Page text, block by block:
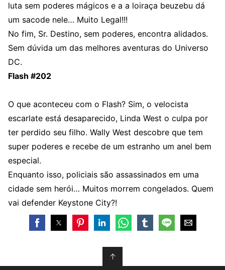
luta sem poderes mágicos e a a loiraça beuzebu dá
um sacode nele… Muito Legal!!!
No fim, Sr. Destino, sem poderes, encontra alidados.
Sem dúvida um das melhores aventuras do Universo
DC.
Flash #202
O que aconteceu com o Flash? Sim, o velocista
escarlate está desaparecido, Linda West o culpa por
ter perdido seu filho. Wally West descobre que tem
super poderes e recebe de um estranho um anel bem
especial.
Enquanto isso, policiais são assassinados em uma
cidade sem herói… Muitos morrem congelados. Quem
vai defender Keystone City?!
↑